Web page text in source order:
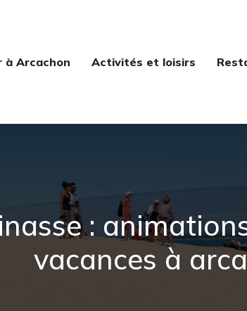
à Arcachon Activités et loisirs
:
vacances à